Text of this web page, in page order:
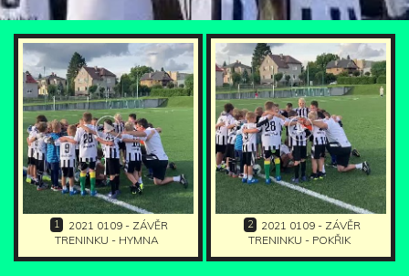
1
2021 0109 - ZÁVĚR
TRENINKU - HYMNA
2
2021 0109 - ZÁVĚR
TRENINKU - POKŘIK